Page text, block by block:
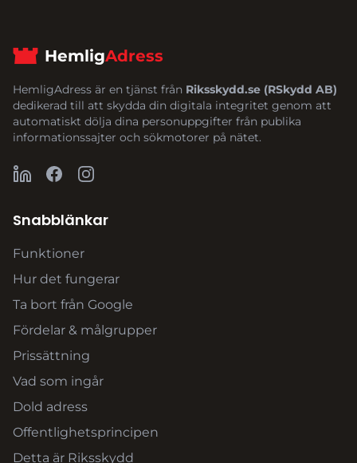
HemligAdress
HemligAdress är en tjänst från Riksskydd.se (RSkydd AB)
dedikerad till att skydda din digitala integritet genom att
automatiskt dölja dina personuppgifter från publika
informationssajter och sökmotorer på nätet.
Snabblänkar
Funktioner
Hur det fungerar
Ta bort från Google
Fördelar & målgrupper
Prissättning
Vad som ingår
Dold adress
Offentlighetsprincipen
Detta är Riksskydd